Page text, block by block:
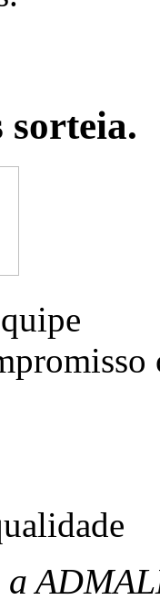
sorteia.
a